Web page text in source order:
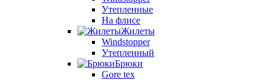
Утепленные
На флисе
Жилеты
Windstopper
Утепленный
Брюки
Gore tex